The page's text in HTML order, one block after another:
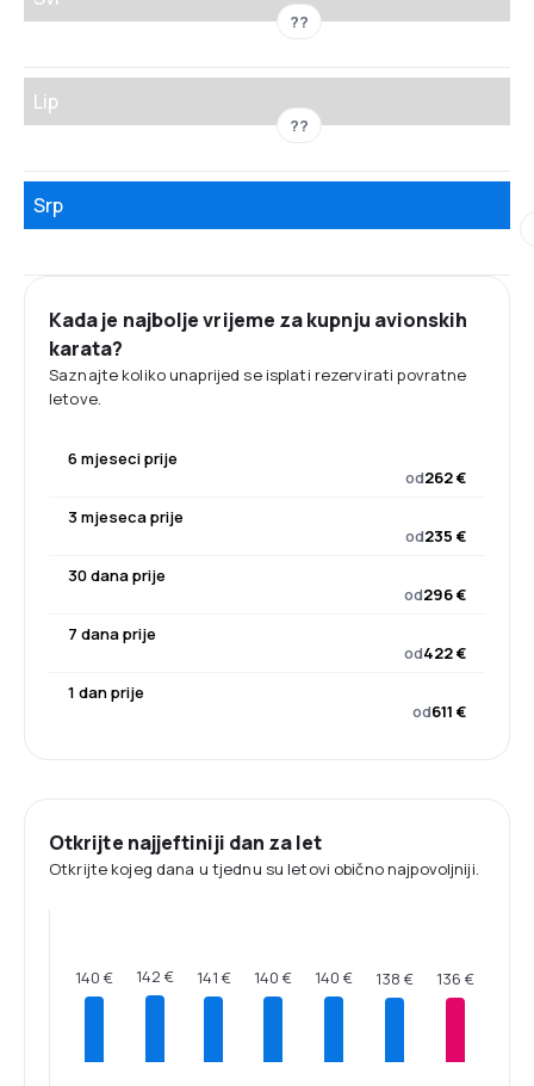
??
Lip
??
Srp
Kada je najbolje vrijeme za kupnju avionskih
karata?
Saznajte koliko unaprijed se isplati rezervirati povratne
letove.
6 mjeseci prije
od262 €
3 mjeseca prije
od235 €
30 dana prije
od296 €
7 dana prije
od422 €
1 dan prije
od611 €
Otkrijte najjeftiniji dan za let
Otkrijte kojeg dana u tjednu su letovi obično najpovoljniji.
140 € 142 € 141 € 140 € 140 € 138 € 136 €